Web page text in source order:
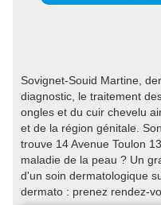
Sovignet-Souid Martine,
diagnostic, le traitement
ongles et du cuir chevelu
et de la région génitale.
trouve 14 Avenue Toulon
maladie de la peau ? Un
d'un soin dermatologique
dermato : prenez rendez-